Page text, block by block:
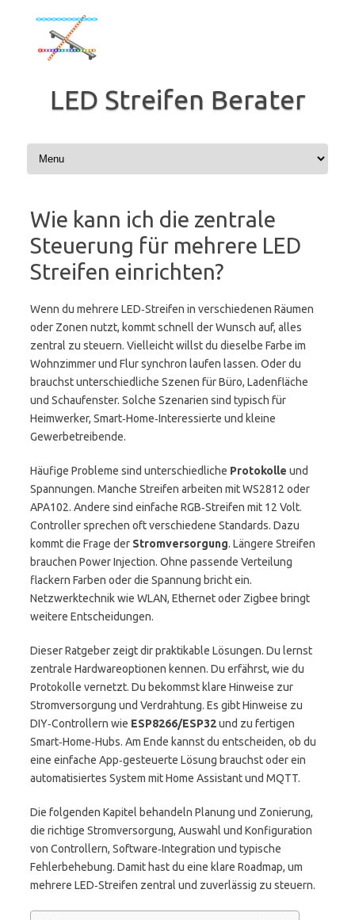
Inhalt
LED Streifen Berater
Wie kann ich die zentrale
Steuerung für mehrere LED
Streifen einrichten?
Wenn du mehrere LED‑Streifen in verschiedenen Räumen
oder Zonen nutzt, kommt schnell der Wunsch auf, alles
zentral zu steuern. Vielleicht willst du dieselbe Farbe im
Wohnzimmer und Flur synchron laufen lassen. Oder du
brauchst unterschiedliche Szenen für Büro, Ladenfläche
und Schaufenster. Solche Szenarien sind typisch für
Heimwerker, Smart‑Home‑Interessierte und kleine
Gewerbetreibende.
Häufige Probleme sind unterschiedliche Protokolle und
Spannungen. Manche Streifen arbeiten mit WS2812 oder
APA102. Andere sind einfache RGB‑Streifen mit 12 Volt.
Controller sprechen oft verschiedene Standards. Dazu
kommt die Frage der Stromversorgung. Längere Streifen
brauchen Power Injection. Ohne passende Verteilung
flackern Farben oder die Spannung bricht ein.
Netzwerktechnik wie WLAN, Ethernet oder Zigbee bringt
weitere Entscheidungen.
Dieser Ratgeber zeigt dir praktikable Lösungen. Du lernst
zentrale Hardwareoptionen kennen. Du erfährst, wie du
Protokolle vernetzt. Du bekommst klare Hinweise zur
Stromversorgung und Verdrahtung. Es gibt Hinweise zu
DIY‑Controllern wie ESP8266/ESP32und zu fertigen
Smart‑Home‑Hubs. Am Ende kannst du entscheiden, ob du
eine einfache App‑gesteuerte Lösung brauchst oder ein
automatisiertes System mit Home Assistant und MQTT.
Die folgenden Kapitel behandeln Planung und Zonierung,
die richtige Stromversorgung, Auswahl und Konfiguration
von Controllern, Software‑Integration und typische
Fehlerbehebung. Damit hast du eine klare Roadmap, um
mehrere LED‑Streifen zentral und zuverlässig zu steuern.